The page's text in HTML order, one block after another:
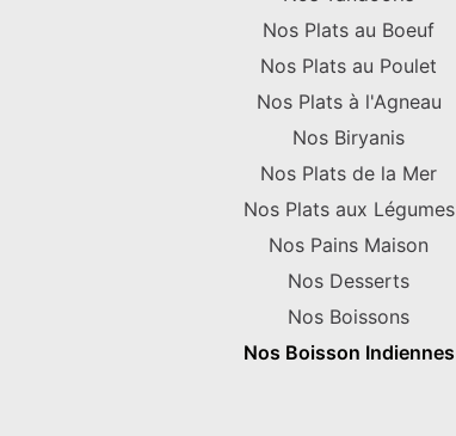
Nos Plats au Boeuf
Nos Plats au Poulet
Nos Plats à l'Agneau
Nos Biryanis
Nos Plats de la Mer
Nos Plats aux Légumes
Nos Pains Maison
Nos Desserts
Nos Boissons
Nos Boisson Indiennes